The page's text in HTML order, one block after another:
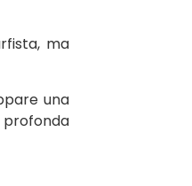
ma
una
profonda